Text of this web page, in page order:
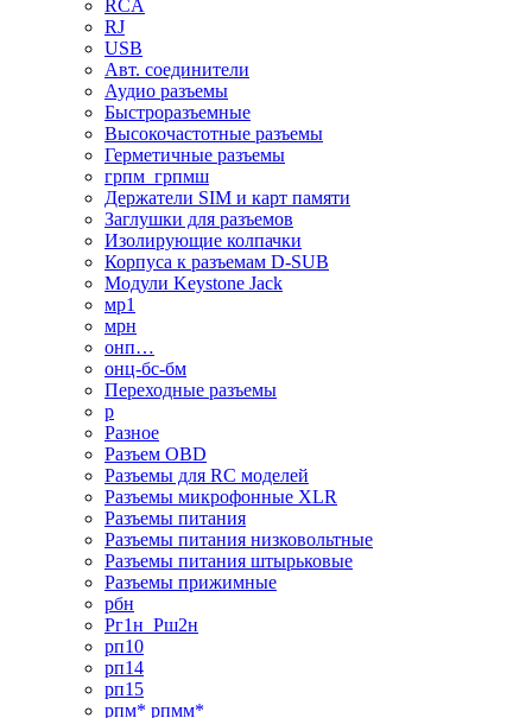
RCA
RJ
USB
Авт. соединители
Аудио разъемы
Быстроразъемные
Высокочастотные разъемы
Герметичные разъемы
грпм_грпмш
Держатели SIM и карт памяти
Заглушки для разъемов
Изолирующие колпачки
Корпуса к разъемам D-SUB
Модули Keystone Jack
мр1
мрн
онп…
онц-бс-бм
Переходные разъемы
р
Разное
Разъем OBD
Разъемы для RC моделей
Разъемы микрофонные XLR
Разъемы питания
Разъемы питания низковольтные
Разъемы питания штырьковые
Разъемы прижимные
рбн
Рг1н_Рш2н
рп10
рп14
рп15
рпм* рпмм*